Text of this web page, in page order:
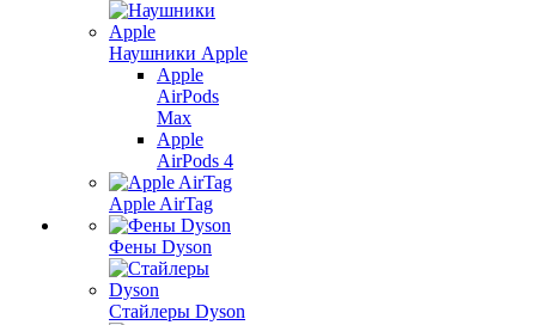
Наушники Apple
Apple
AirPods
Max
Apple
AirPods 4
Apple AirTag
Фены Dyson
Стайлеры Dyson